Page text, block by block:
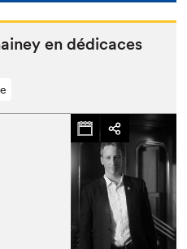
en dédicaces